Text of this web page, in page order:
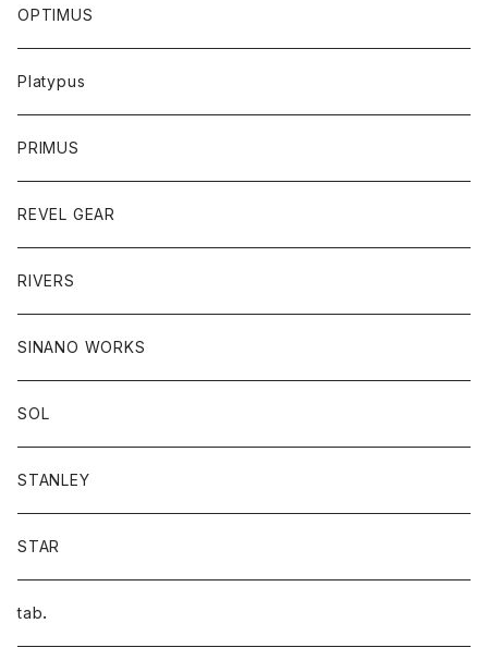
OPTIMUS
Platypus
PRIMUS
REVEL GEAR
RIVERS
SINANO WORKS
SOL
STANLEY
STAR
tab．